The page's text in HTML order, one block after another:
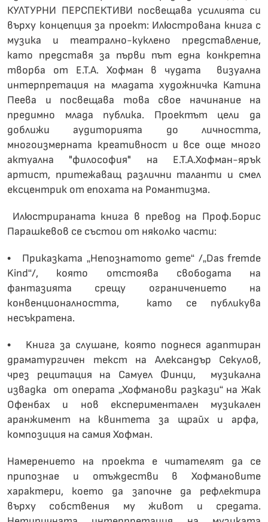
КУЛТУРНИ ПЕРСПЕКТИВИ посвещава усилията си
върху концепция за проект: Илюстрована книга с
музика и театрално-куклено представление,
като представя за първи път една конкретна
творба от Е.Т.А. Хофман в чудата визуална
интерпретация на младата художничка Катина
Пеева и посвещава това свое начинание на
предимно млада публика. Проектът цели да
доближи аудиторията до личността,
многоизмерната креативност и все още много
актуална "философия" на Е.Т.А.Хофман-ярък
артист, притежаващ различни таланти и смел
ексцентрик от епохата на Романтизма.
Илюстрираната книга в превод на Проф.Борис
Парашкевов се състои от няколко части:
• Приказката „Непознатото дете“ /„Das fremde
Kind“/, която отстоява свободата на
фантазията срещу oграничението на
конвенционалността, като се публикува
несъкратена.
• Kнига за слушане, която поднеся адаптиран
драматургичен текст на Александър Секулов,
чрез рецитация на Самуел Финци, музикална
извадка от операта „Хофманови разкази“ на Жак
Офенбах и нов експериментален музикален
аранжимент на квинтета за щрайх и арфа,
композиция на самия Хофман.
Намерението на проекта е читателят да се
припознае и отъждестви в Хофмановите
характери, което да започне да рефлектира
върху собствения му живот и средата.